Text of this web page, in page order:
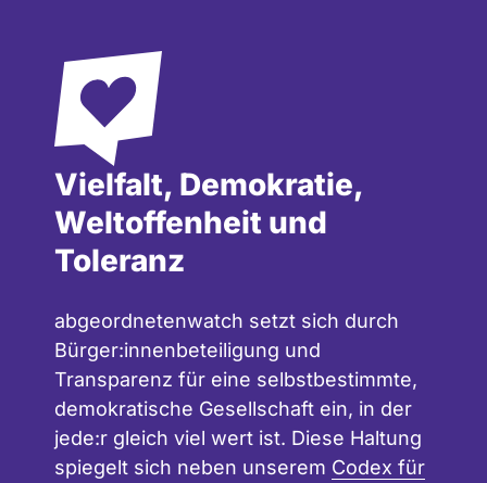
Vielfalt, Demokratie,
Weltoffenheit und
Toleranz
abgeordnetenwatch setzt sich durch
Bürger:innenbeteiligung und
Transparenz für eine selbstbestimmte,
demokratische Gesellschaft ein, in der
jede:r gleich viel wert ist. Diese Haltung
spiegelt sich neben unserem Codex für